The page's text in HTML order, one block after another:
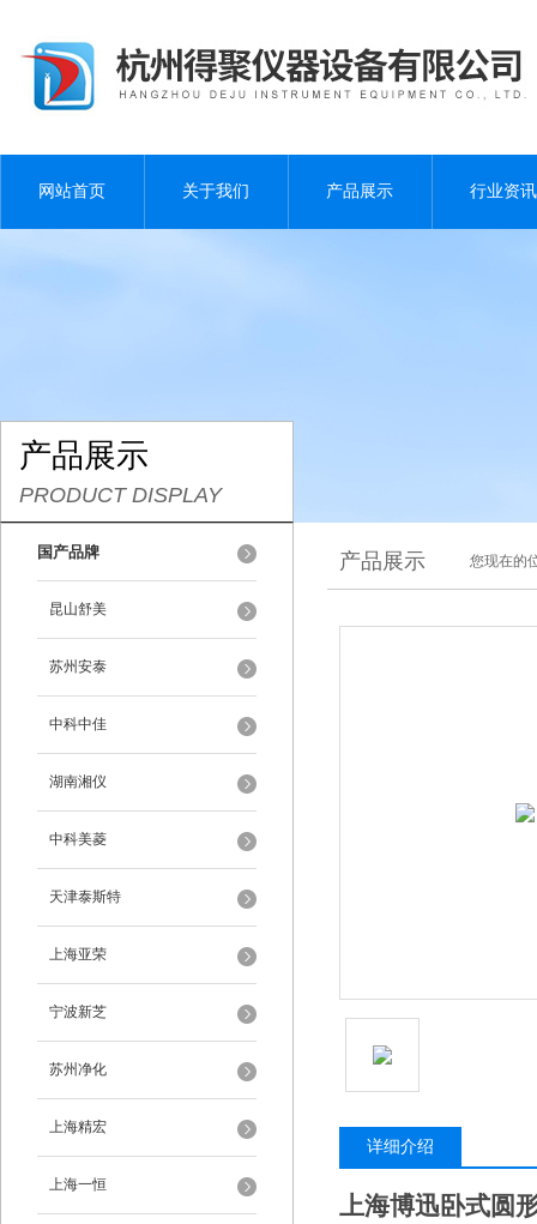
网站首页 关于我们 产品展示 行业资讯
产品展示
PRODUCT DISPLAY
国产品牌
昆山舒美
苏州安泰
中科中佳
湖南湘仪
中科美菱
天津泰斯特
上海亚荣
宁波新芝
苏州净化
上海精宏
上海一恒
产品展示 您现在的
详细介绍
上海博迅卧式圆